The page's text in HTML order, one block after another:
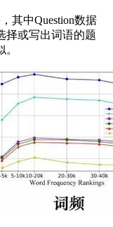
中Question数据
择或写出词语的题